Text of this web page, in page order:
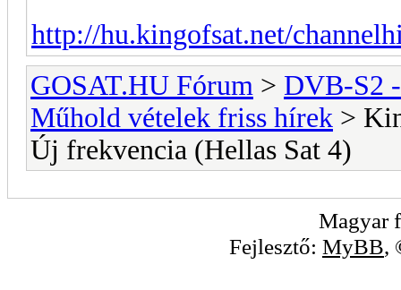
http://hu.kingofsat.net/
GOSAT.HU Fórum > DVB-S2
Műhold vételek friss hírek >
Új frekvencia (Hellas Sat 4)
Magyar
Fejlesztő: MyBB,